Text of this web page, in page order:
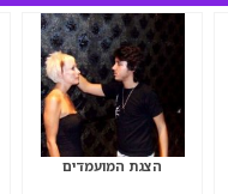
הצגת המועמדים